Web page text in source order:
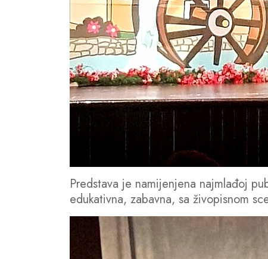
Predstava je namijenjena najmlađoj
edukativna, zabavna, sa živopisnom